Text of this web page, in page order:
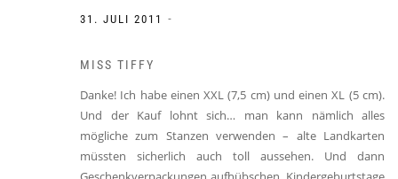
31. JULI 2011 -
MISS TIFFY
Danke! Ich habe einen XXL (7,5 cm) und einen XL (5 cm).
Und der Kauf lohnt sich… man kann nämlich alles
mögliche zum Stanzen verwenden – alte Landkarten
müssten sicherlich auch toll aussehen. Und dann